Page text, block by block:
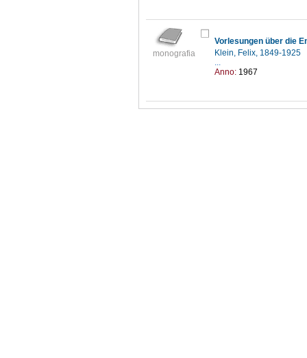
monografia
Klein, Felix, 1849-1925
...
Anno: 1967